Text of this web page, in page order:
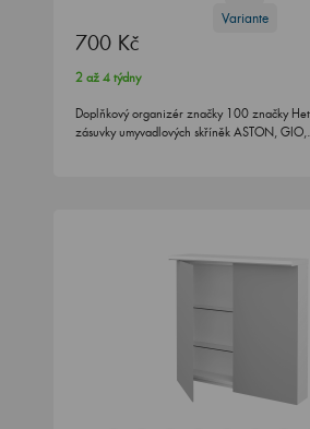
Variante
700 Kč
2 až 4 týdny
Doplňkový organizér značky 100 značky
zásuvky umyvadlových skříněk ASTON,